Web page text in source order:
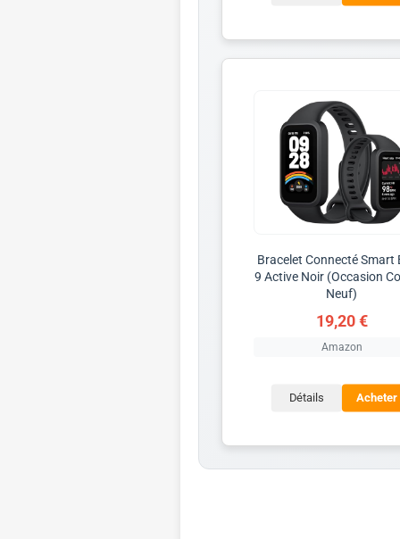
Bracelet Connecté Smart
9 Active Noir (Occasion
Neuf)
19,20 €
Amazon
Détails Acheter